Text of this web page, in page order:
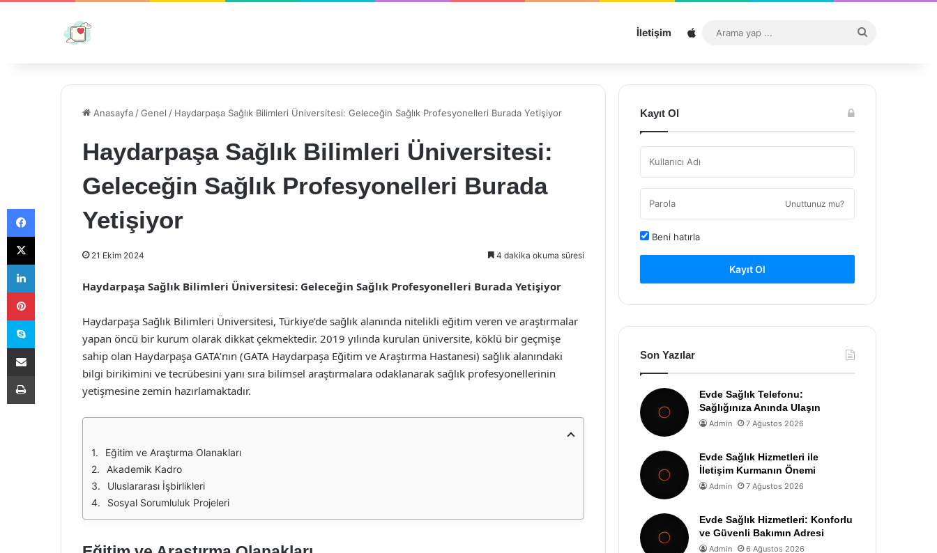
İletişim Sitemap
...
Anasayfa /Genel / Haydarpaşa Sağlık Bilimleri Üniversitesi: Geleceğin Sağlık Profesyonelleri Burada Yetişiyor
Haydarpaşa Sağlık Bilimleri Üniversitesi:
Geleceğin Sağlık Profesyonelleri Burada
Yetişiyor
21 Ekim 2024 4 dakika okuma süresi
Haydarpaşa Sağlık Bilimleri Üniversitesi: Geleceğin Sağlık Profesyonelleri Burada Yetişiyor
Haydarpaşa Sağlık Bilimleri Üniversitesi, Türkiye’de sağlık alanında nitelikli eğitim veren ve araştırmalar
yapan öncü bir kurum olarak dikkat çekmektedir. 2019 yılında kurulan üniversite, köklü bir geçmişe
sahip olan Haydarpaşa GATA’nın (GATA Haydarpaşa Eğitim ve Araştırma Hastanesi) sağlık alanındaki
bilgi birikimini ve tecrübesini yanı sıra bilimsel araştırmalara odaklanarak sağlık profesyonellerinin
yetişmesine zemin hazırlamaktadır.
Eğitim ve Araştırma Olanakları
Akademik Kadro
Uluslararası İşbirlikleri
Sosyal Sorumluluk Projeleri
Kayıt Ol
Unuttunuz mu?
Beni hatırla
Kayıt Ol
Son Yazılar
Evde Sağlık Telefonu:
Sağlığınıza Anında Ulaşın
Admin 7 Ağustos 2026
Evde Sağlık Hizmetleri ile
İletişim Kurmanın Önemi
Admin 7 Ağustos 2026
Evde Sağlık Hizmetleri: Konforlu
ve Güvenli Bakımın Adresi
Admin 6 Ağustos 2026
Facebook
X
LinkedIn
Pinterest
Skype
E-Posta ile paylaş